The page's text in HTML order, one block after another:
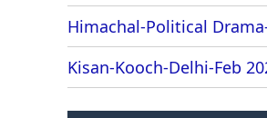
Himachal-Political
Kisan-Kooch-Delhi-Feb